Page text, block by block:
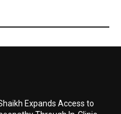
Expands Access to